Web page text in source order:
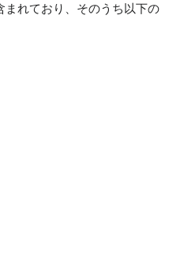
まれており、そのうち以下の